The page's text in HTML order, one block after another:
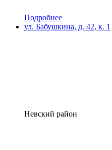
Подробнее
ул. Бабушкина, д. 42, к. 1
Невский район